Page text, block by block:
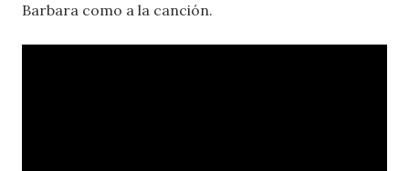
Barbara como a la canción.